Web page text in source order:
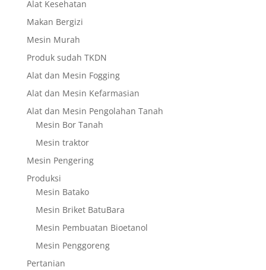
Alat Kesehatan
Makan Bergizi
Mesin Murah
Produk sudah TKDN
Alat dan Mesin Fogging
Alat dan Mesin Kefarmasian
Alat dan Mesin Pengolahan Tanah
Mesin Bor Tanah
Mesin traktor
Mesin Pengering
Produksi
Mesin Batako
Mesin Briket BatuBara
Mesin Pembuatan Bioetanol
Mesin Penggoreng
Pertanian